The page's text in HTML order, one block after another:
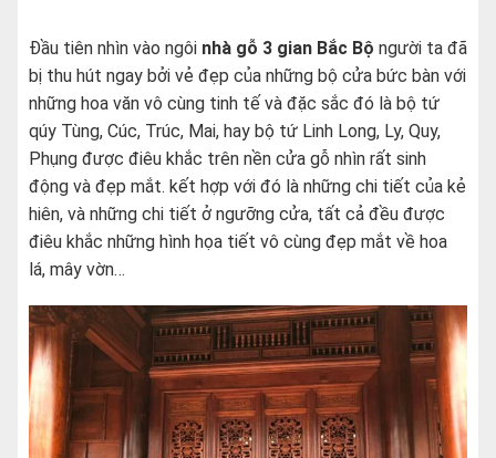
Đầu tiên nhìn vào ngôi nhà gỗ 3 gian Bắc Bộ người ta đã
bị thu hút ngay bởi vẻ đẹp của những bộ cửa bức bàn với
những hoa văn vô cùng tinh tế và đặc sắc đó là bộ tứ
qúy Tùng, Cúc, Trúc, Mai, hay bộ tứ Linh Long, Ly, Quy,
Phụng được điêu khắc trên nền cửa gỗ nhìn rất sinh
động và đẹp mắt. kết hợp với đó là những chi tiết của kẻ
hiên, và những chi tiết ở ngưỡng cửa, tất cả đều được
điêu khắc những hình họa tiết vô cùng đẹp mắt về hoa
lá, mây vờn…